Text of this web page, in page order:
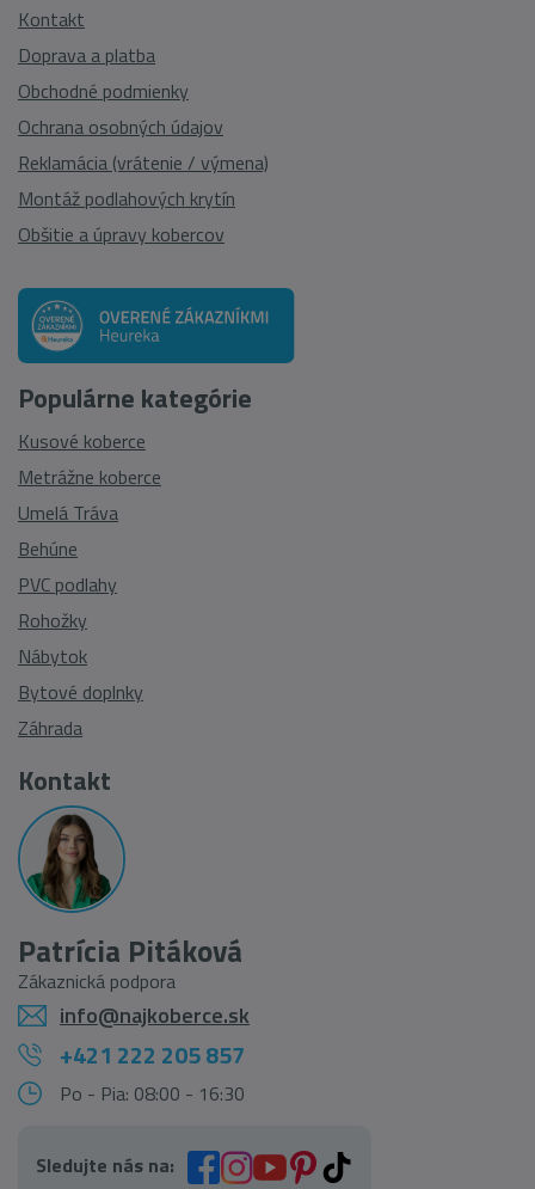
Kontakt
Doprava a platba
Obchodné podmienky
Ochrana osobných údajov
Reklamácia (vrátenie / výmena)
Montáž podlahových krytín
Obšitie a úpravy kobercov
Populárne kategórie
Kusové koberce
Metrážne koberce
Umelá Tráva
Behúne
PVC podlahy
Rohožky
Nábytok
Bytové doplnky
Záhrada
Kontakt
Patrícia Pitáková
Zákaznická podpora
info@najkoberce.sk
+421 222 205 857
Po - Pia: 08:00 - 16:30
Sledujte nás na: